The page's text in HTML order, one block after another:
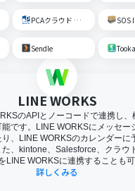
PCAクラウド 商魂･商管 SOS
Sendle
LINE WORKS
のAPIとノーコードで連携し、
です。LINE WORKSにメッセー
、LINE WORKSのカレンダーに
、kintone、Salesforce、クラウ
LINE WORKSに連携することも可
詳しくみる